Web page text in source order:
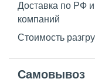
Доставка по РФ
компаний
Стоимость
Самовывоз